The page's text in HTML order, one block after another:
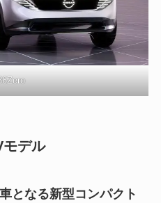
モデル
となる新型コンパクト